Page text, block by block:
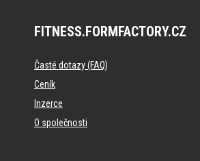
FITNESS.FORMFACTORY.CZ
Časté dotazy (FAQ)
Ceník
Inzerce
O společnosti